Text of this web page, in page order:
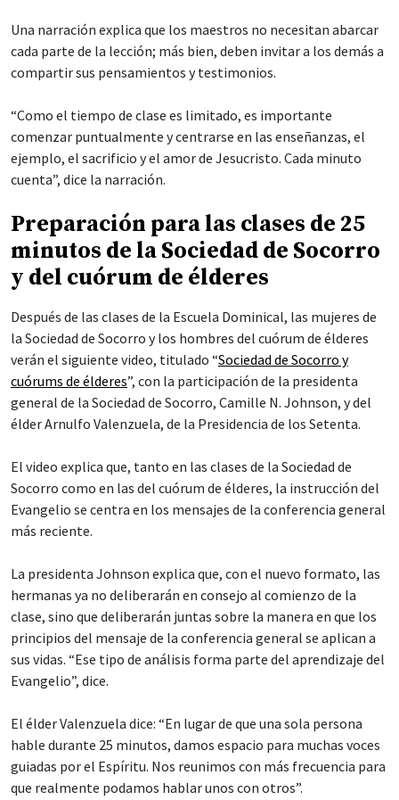
Una narración explica que los maestros no necesitan abarcar
cada parte de la lección; más bien, deben invitar a los demás a
compartir sus pensamientos y testimonios.
“Como el tiempo de clase es limitado, es importante
comenzar puntualmente y centrarse en las enseñanzas, el
ejemplo, el sacrificio y el amor de Jesucristo. Cada minuto
cuenta”, dice la narración.
Preparación para las clases de 25
minutos de la Sociedad de Socorro
y del cuórum de élderes
Después de las clases de la Escuela Dominical, las mujeres de
la Sociedad de Socorro y los hombres del cuórum de élderes
verán el siguiente video, titulado “Sociedad de Socorro y
cuórums de élderes”, con la participación de la presidenta
general de la Sociedad de Socorro, Camille N. Johnson, y del
élder Arnulfo Valenzuela, de la Presidencia de los Setenta.
El video explica que, tanto en las clases de la Sociedad de
Socorro como en las del cuórum de élderes, la instrucción del
Evangelio se centra en los mensajes de la conferencia general
más reciente.
La presidenta Johnson explica que, con el nuevo formato, las
hermanas ya no deliberarán en consejo al comienzo de la
clase, sino que deliberarán juntas sobre la manera en que los
principios del mensaje de la conferencia general se aplican a
sus vidas. “Ese tipo de análisis forma parte del aprendizaje del
Evangelio”, dice.
El élder Valenzuela dice: “En lugar de que una sola persona
hable durante 25 minutos, damos espacio para muchas voces
guiadas por el Espíritu. Nos reunimos con más frecuencia para
que realmente podamos hablar unos con otros”.